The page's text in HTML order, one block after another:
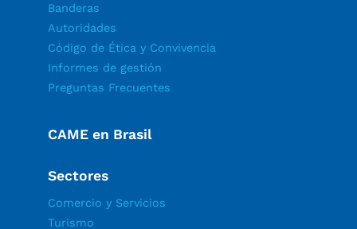
Banderas
Autoridades
Código de Ética y Convivencia
Informes de gestión
Preguntas Frecuentes
CAME en Brasil
Sectores
Comercio y Servicios
Turismo